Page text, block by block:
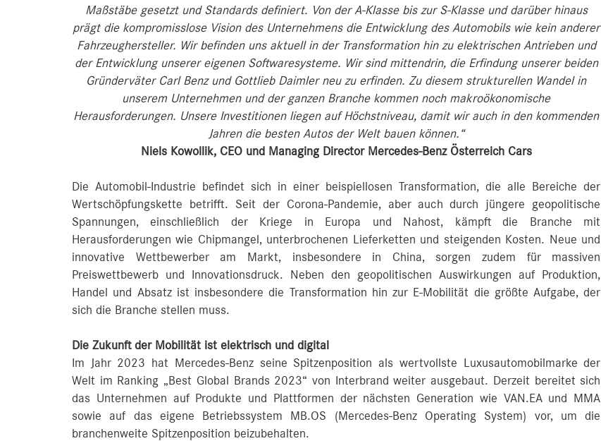
Maßstäbe gesetzt und Standards definiert. Von der A‑Klasse bis zur S‑Klasse und darüber hinaus
prägt die kompromisslose Vision des Unternehmens die Entwicklung des Automobils wie kein anderer
Fahrzeughersteller. Wir befinden uns aktuell in der Transformation hin zu elektrischen Antrieben und
der Entwicklung unserer eigenen Softwaresysteme. Wir sind mittendrin, die Erfindung unserer beiden
Gründerväter Carl Benz und Gottlieb Daimler neu zu erfinden. Zu diesem strukturellen Wandel in
unserem Unternehmen und der ganzen Branche kommen noch makroökonomische
Herausforderungen. Unsere Investitionen liegen auf Höchstniveau, damit wir auch in den kommenden
Jahren die besten Autos der Welt bauen können.“
Niels Kowollik, CEO und Managing Director Mercedes-Benz Österreich Cars
Die Automobil-Industrie befindet sich in einer beispiellosen Transformation, die alle Bereiche der
Wertschöpfungskette betrifft. Seit der Corona-Pandemie, aber auch durch jüngere geopolitische
Spannungen, einschließlich der Kriege in Europa und Nahost, kämpft die Branche mit
Herausforderungen wie Chipmangel, unterbrochenen Lieferketten und steigenden Kosten. Neue und
innovative Wettbewerber am Markt, insbesondere in China, sorgen zudem für massiven
Preiswettbewerb und Innovationsdruck. Neben den geopolitischen Auswirkungen auf Produktion,
Handel und Absatz ist insbesondere die Transformation hin zur E-Mobilität die größte Aufgabe, der
sich die Branche stellen muss.
Die Zukunft der Mobilität ist elektrisch und digital
Im Jahr 2023 hat Mercedes-Benz seine Spitzenposition als wertvollste Luxusautomobilmarke der
Welt im Ranking „Best Global Brands 2023“ von Interbrand weiter ausgebaut. Derzeit bereitet sich
das Unternehmen auf Produkte und Plattformen der nächsten Generation wie VAN.EA und MMA
sowie auf das eigene Betriebssystem MB.OS (Mercedes-Benz Operating System) vor, um die
branchenweite Spitzenposition beizubehalten.